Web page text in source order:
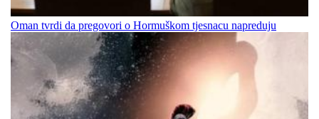
Oman tvrdi da pregovori o Hormuškom tjesnacu napreduju